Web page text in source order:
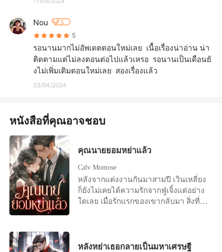
Nou 5
5
รอนานมากไม่อัพเดตตอนใหม่เลย  เนื้อเรื่องน่าอ่าน น่า
ติดตามแต่ไม่ลงตอนต่อไปแล้วเหรอ  รอนานเป็นเดือนยั
งไม่เพิ่มเติมตอนใหม่เลย  สองเรื่องแล้ว
23/04/2024
หนังสือที่คุณอาจชอบ
คุณนายยอมหย่าแล้ว
Calv Momose
หลังจากแต่งงานกันมาสามปี เวินเหลี่ยง
ก็ยังไม่เคยได้ความรักจากฟู่เจิ้งแต่อย่าง
ใดเลย เมื่อรักแรกของเขากลับมา สิ่งที่รอ
เย็นชาว่า "ใช่" เวินเหลี่ยงหลับตาและ
หลังหย่าเธอกลายเป็นมหาเศรษฐี